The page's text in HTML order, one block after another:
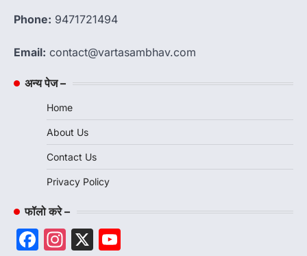
Phone: 9471721494
Email: contact@vartasambhav.com
अन्य पेज –
Home
About Us
Contact Us
Privacy Policy
फॉलो करे –
Facebook
Instagram
X